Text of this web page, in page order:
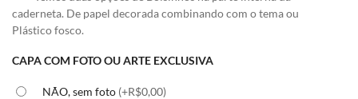
caderneta. De papel decorada combinando com o tema ou
Plástico fosco.
CAPA COM FOTO OU ARTE EXCLUSIVA
NÃO, sem foto (+R$0,00)